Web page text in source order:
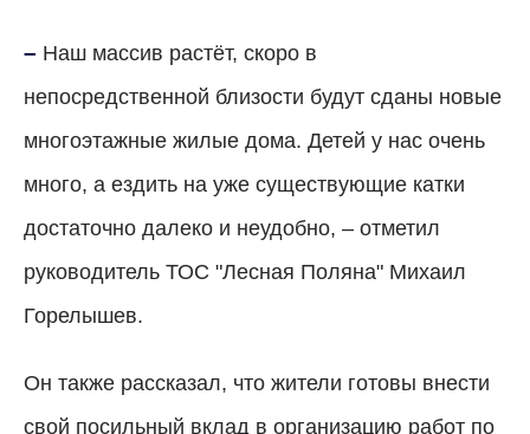
– Наш массив растёт, скоро в
непосредственной близости будут сданы новые
многоэтажные жилые дома. Детей у нас очень
много, а ездить на уже существующие катки
достаточно далеко и неудобно, – отметил
руководитель ТОС "Лесная Поляна" Михаил
Горелышев.
Он также рассказал, что жители готовы внести
свой посильный вклад в организацию работ по